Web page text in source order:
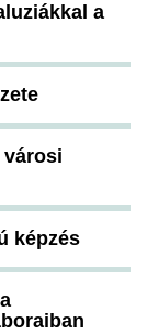
a
városi
képzés